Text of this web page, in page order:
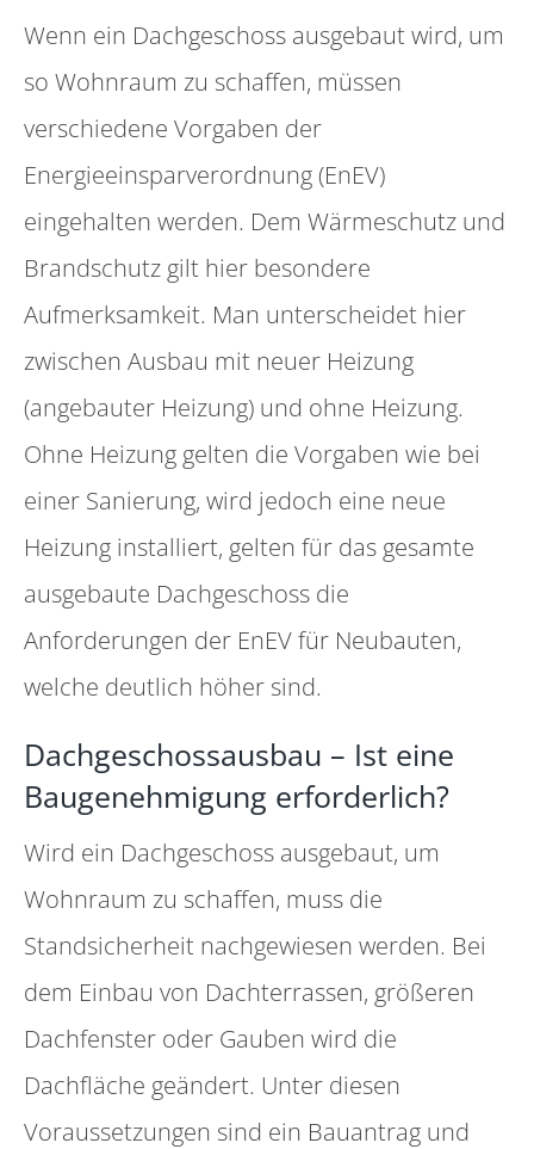
Wenn ein Dachgeschoss ausgebaut wird, um
so Wohnraum zu schaffen, müssen
verschiedene Vorgaben der
Energieeinsparverordnung (EnEV)
eingehalten werden. Dem Wärmeschutz und
Brandschutz gilt hier besondere
Aufmerksamkeit. Man unterscheidet hier
zwischen Ausbau mit neuer Heizung
(angebauter Heizung) und ohne Heizung.
Ohne Heizung gelten die Vorgaben wie bei
einer Sanierung, wird jedoch eine neue
Heizung installiert, gelten für das gesamte
ausgebaute Dachgeschoss die
Anforderungen der EnEV für Neubauten,
welche deutlich höher sind.
Dachgeschossausbau – Ist eine
Baugenehmigung erforderlich?
Wird ein Dachgeschoss ausgebaut, um
Wohnraum zu schaffen, muss die
Standsicherheit nachgewiesen werden. Bei
dem Einbau von Dachterrassen, größeren
Dachfenster oder Gauben wird die
Dachfläche geändert. Unter diesen
Voraussetzungen sind ein Bauantrag und